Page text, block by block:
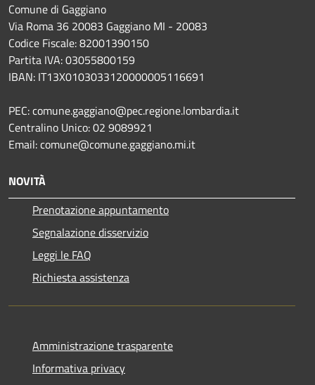
Comune di Gaggiano
Via Roma 36 20083 Gaggiano MI - 20083
Codice Fiscale: 82001390150
Partita IVA: 03055800159
IBAN: IT13X0103033120000005116691
PEC: comune.gaggiano@pec.regione.lombardia.it
Centralino Unico: 02 9089921
Email: comune@comune.gaggiano.mi.it
NOVITÀ
Prenotazione appuntamento
Segnalazione disservizio
Leggi le FAQ
Richiesta assistenza
Amministrazione trasparente
Informativa privacy